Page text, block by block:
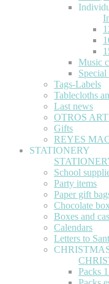
Music
Special
Tags-Labels
Tablecloths
Last news
OTROS
Gifts
REYES
STATIONERY
School
Party items
Paper gift
Chocolate
Boxes and
Calendars
Letters to
Packs